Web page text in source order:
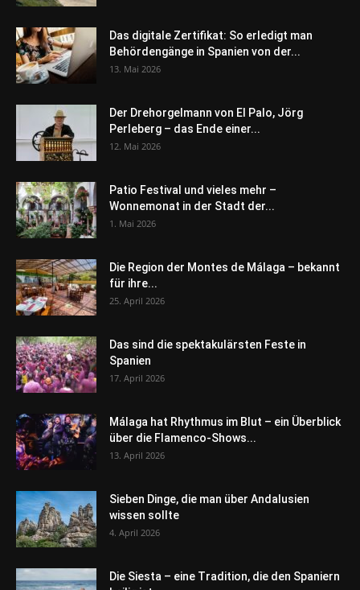
Das digitale Zertifikat: So erledigt man
Behördengänge in Spanien von der...
13. Mai 2026
Der Drehorgelmann von El Palo, Jörg
Perleberg – das Ende einer...
12. Mai 2026
Patio Festival und vieles mehr –
Wonnemonat in der Stadt der...
1. Mai 2026
Die Region der Montes de Málaga – bekannt
für ihre...
25. April 2026
Das sind die spektakulärsten Feste in
Spanien
17. April 2026
Málaga hat Rhythmus im Blut – ein Überblick
über die Flamenco-Shows...
13. April 2026
Sieben Dinge, die man über Andalusien
wissen sollte
4. April 2026
Die Siesta – eine Tradition, die den Spaniern